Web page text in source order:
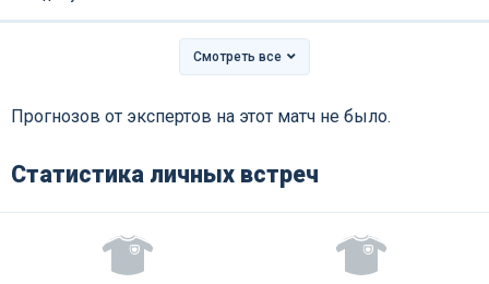
Смотреть все
Прогнозов от экспертов на этот матч не было.
Статистика личных встреч